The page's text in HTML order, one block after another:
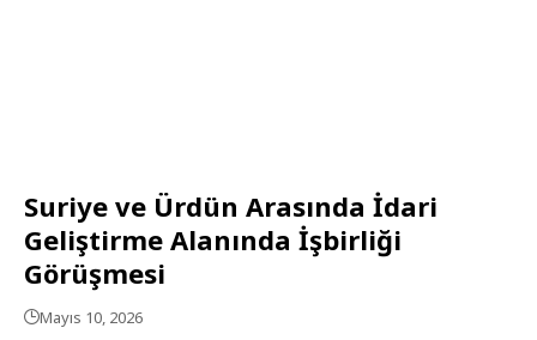
Suriye ve Ürdün Arasında İdari
Geliştirme Alanında İşbirliği
Görüşmesi
Mayıs 10, 2026